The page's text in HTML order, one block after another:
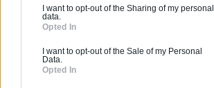
I want to opt-out of the Sharing of my personal
data.
Opted In
I want to opt-out of the Sale of my Personal
Data.
Opted In
0800 20 03 20
Labels et certifications :